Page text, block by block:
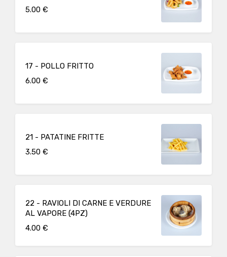
5.00 €
17 - POLLO FRITTO
6.00 €
21 - PATATINE FRITTE
3.50 €
22 - RAVIOLI DI CARNE E VERDURE
AL VAPORE (4PZ)
4.00 €